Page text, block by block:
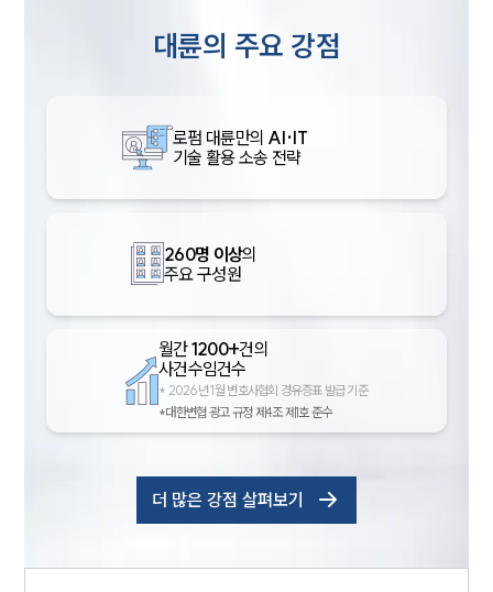
대륜의 주요 강점
로펌 대륜만의 AI·IT
기술 활용 소송 전략
260명 이상의
주요 구성원
월간1200+건의
사건수임건수
* 2026년 1월 변호사협회 경유증표 발급 기준
*대한변협 광고 규정 제4조 제1호 준수
더 많은 강점 살펴보기